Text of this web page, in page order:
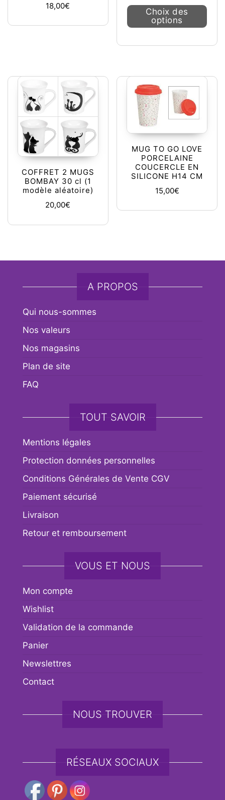
18,00€
Choix des
options
COFFRET 2 MUGS
BOMBAY 30 cl (1
modèle aléatoire)
20,00€
MUG TO GO LOVE
PORCELAINE
COUCERCLE EN
SILICONE H14 CM
15,00€
A PROPOS
Qui nous-sommes
Nos valeurs
Nos magasins
Plan de site
FAQ
TOUT SAVOIR
Mentions légales
Protection données personnelles
Conditions Générales de Vente CGV
Paiement sécurisé
Livraison
Retour et remboursement
VOUS ET NOUS
Mon compte
Wishlist
Validation de la commande
Panier
Newslettres
Contact
NOUS TROUVER
RÉSEAUX SOCIAUX